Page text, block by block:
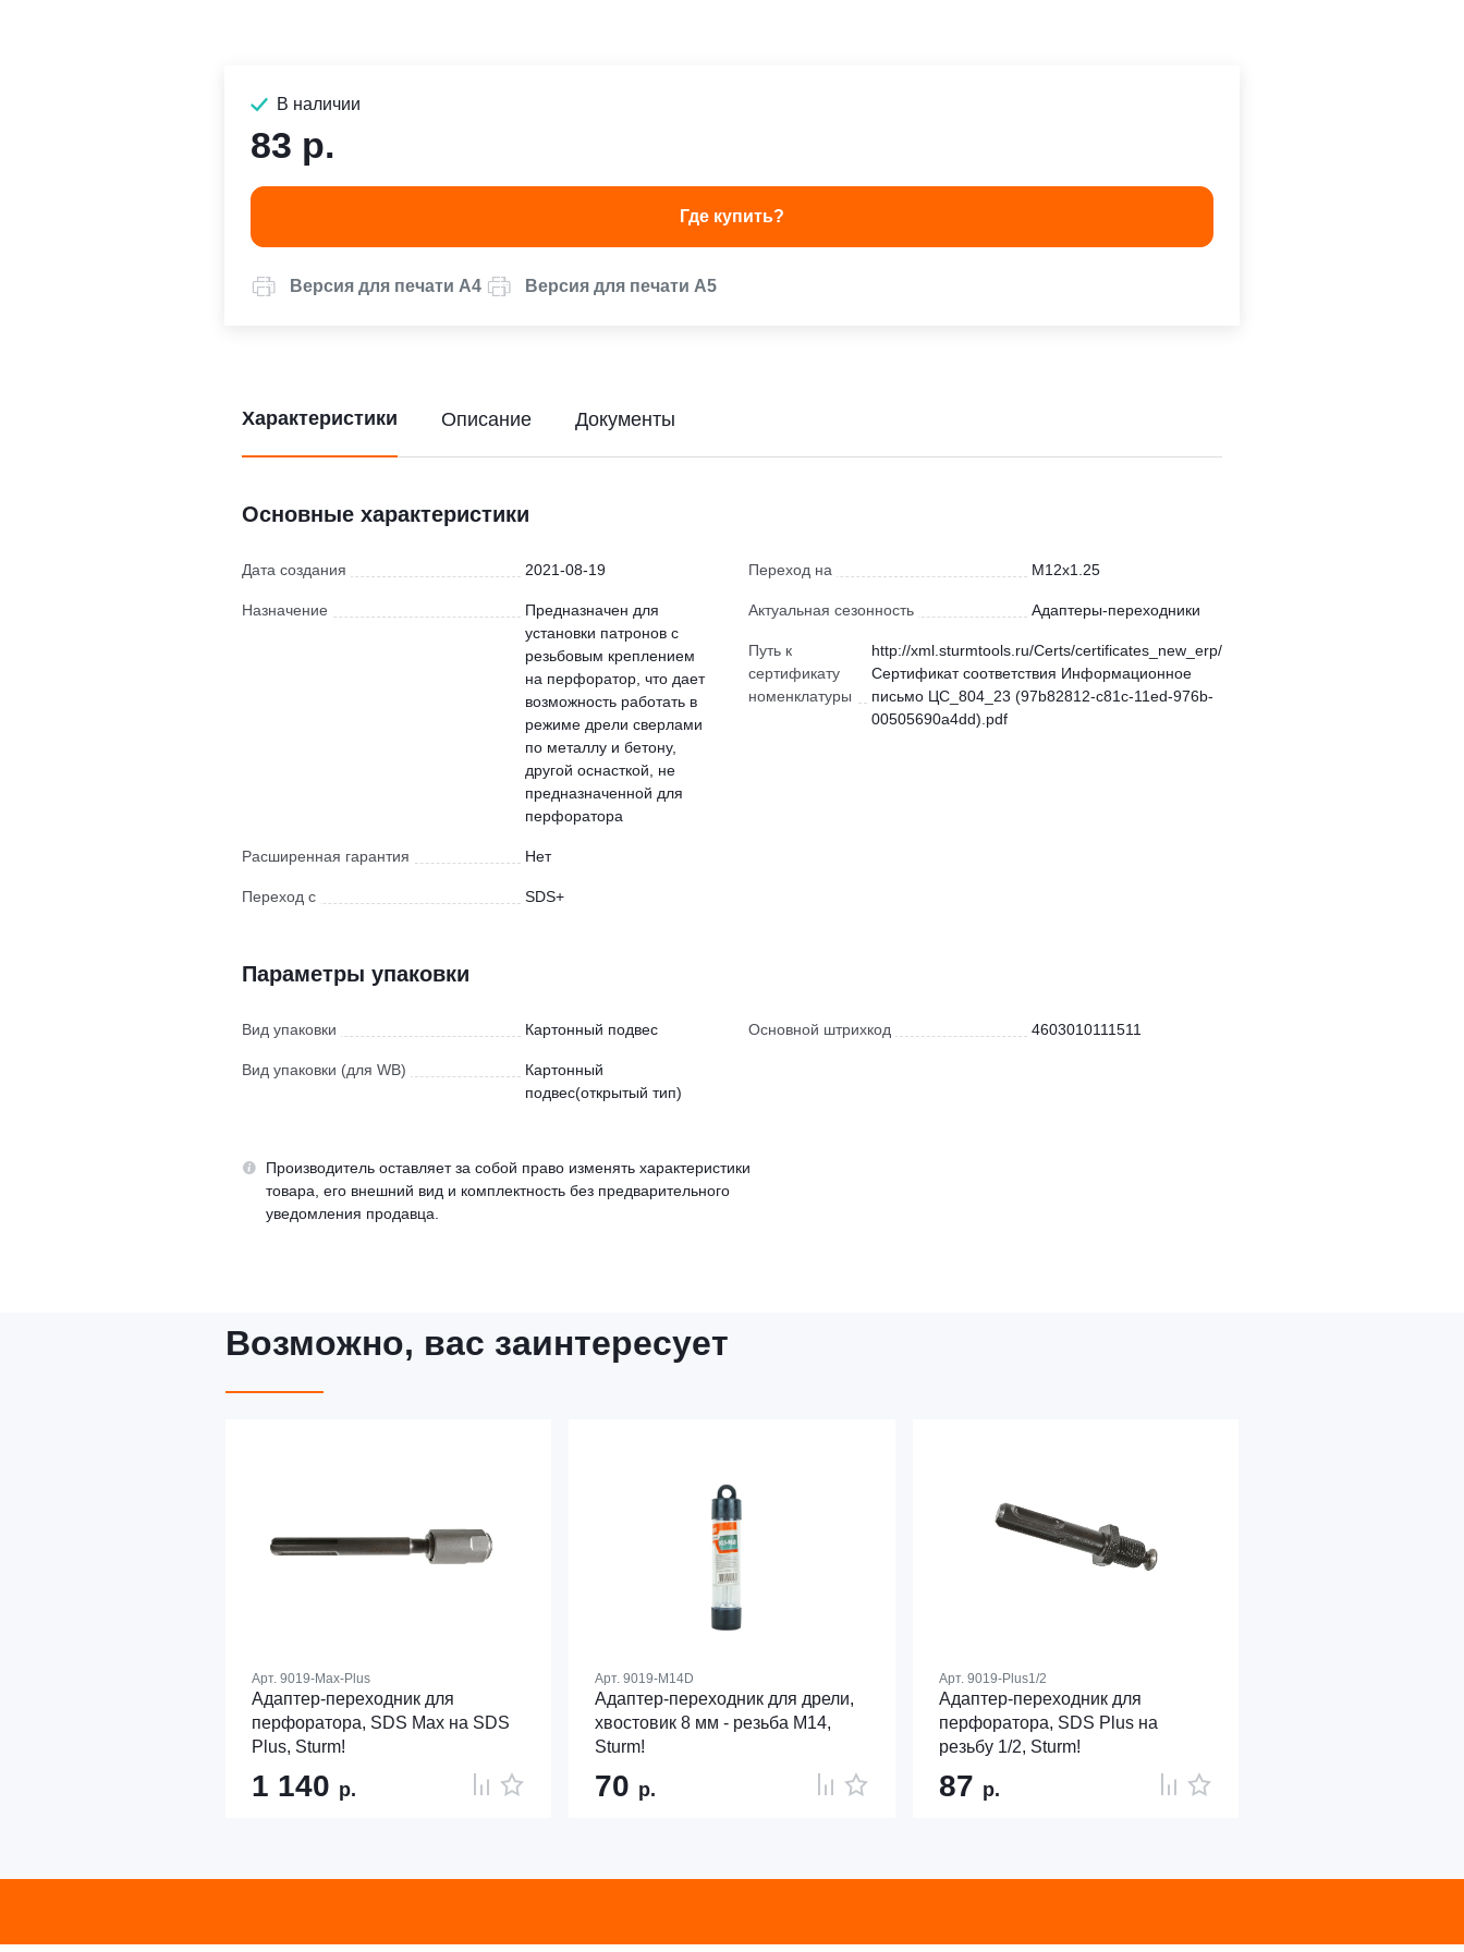
В наличии
83 р.
Где купить?
Версия для печати А4 Версия для печати А5
Характеристики
Основные характеристики
Дата создания 2021-08-19
Назначение
Предназначен для
установки патронов с
резьбовым креплением
на перфоратор, что дает
возможность работать в
режиме дрели сверлами
по металлу и бетону,
другой оснасткой, не
предназначенной для
перфоратора
Расширенная гарантия Нет
Переход с SDS+
Переход на M12x1.25
Актуальная сезонность Адаптеры-переходники
Путь к
сертификату
номенклатуры
http://xml.sturmtools.ru/Certs/certificates_new_erp/
Сертификат соответствия Информационное
письмо ЦС_804_23 (97b82812-c81c-11ed-976b-
00505690a4dd).pdf
Параметры упаковки
Вид упаковки Картонный подвес
Вид упаковки (для WB)
Картонный
подвес(открытый тип)
Основной штрихкод 4603010111511
Производитель оставляет за собой право изменять характеристики
товара, его внешний вид и комплектность без предварительного
уведомления продавца.
Описание Документы
Возможно, вас заинтересует
Арт. 9019-Max-Plus
Адаптер-переходник для
перфоратора, SDS Max на SDS
Plus, Sturm!
1 140 р.
Арт.9019-M14D
Адаптер-переходник для дрели,
хвостовик 8 мм - резьба М14,
Sturm!
70 р.
Арт. 9019-Plus1/2
Адаптер-переходник для
перфоратора, SDS Plus на
резьбу 1/2, Sturm!
87 р.